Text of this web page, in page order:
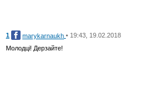
1 marykarnaukh • 19:43, 19.02.2018
Молодці! Дерзайте!